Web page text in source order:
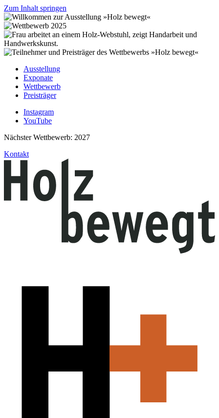
Zum Inhalt springen
Ausstellung
Exponate
Wettbewerb
Preisträger
Instagram
YouTube
Nächster Wettbewerb: 2027
Kontakt